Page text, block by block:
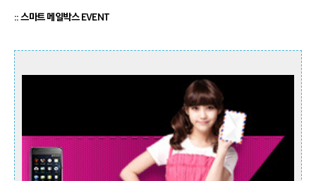
:: 스마트 메일박스 EVENT